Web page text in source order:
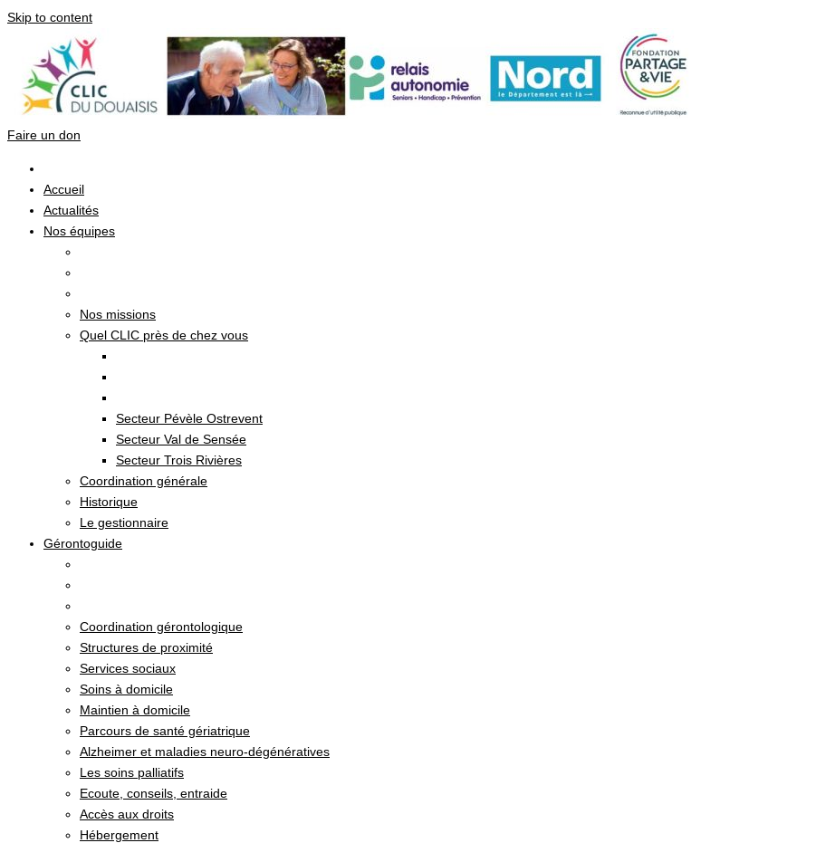
Skip to content
Faire un don
Accueil
Actualités
Nos équipes
Nos missions
Quel CLIC près de chez vous
Secteur Pévèle Ostrevent
Secteur Val de Sensée
Secteur Trois Rivières
Coordination générale
Historique
Le gestionnaire
Gérontoguide
Coordination gérontologique
Structures de proximité
Services sociaux
Soins à domicile
Maintien à domicile
Parcours de santé gériatrique
Alzheimer et maladies neuro-dégénératives
Les soins palliatifs
Ecoute, conseils, entraide
Accès aux droits
Hébergement